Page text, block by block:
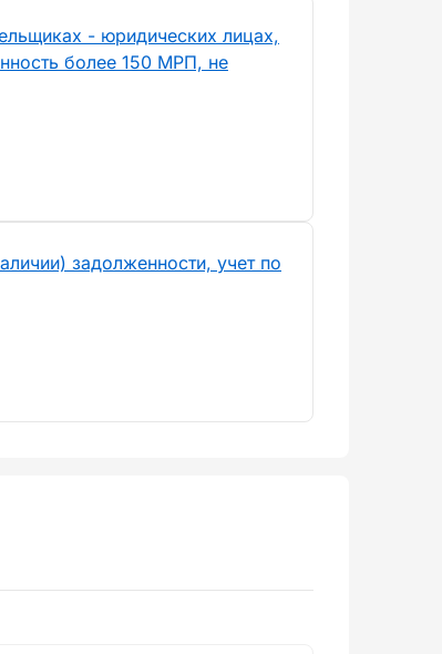
- юридических лицах,
более 150 МРП, не
задолженности, учет по